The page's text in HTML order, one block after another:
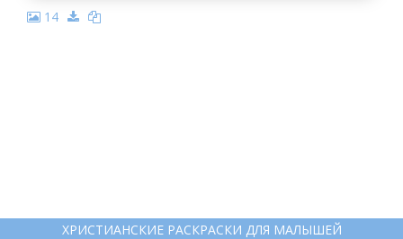
14
ХРИСТИАНСКИЕ РАСКРАСКИ ДЛЯ МАЛЫШЕЙ